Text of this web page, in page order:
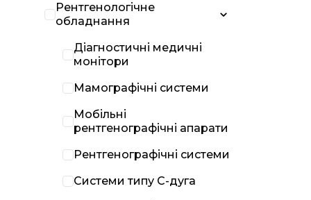
Рентгенологічне
обладнання
Діагностичні медичні
монітори
Мамографічні системи
Мобільні
рентгенографічні апарати
Рентгенографічні системи
Системи типу С-дуга